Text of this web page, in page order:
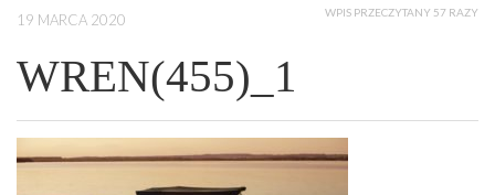
19 MARCA 2020 WPIS PRZECZYTANY 57 RAZY
WREN(455)_1